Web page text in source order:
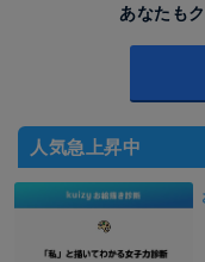
あなたも
人気急上昇中